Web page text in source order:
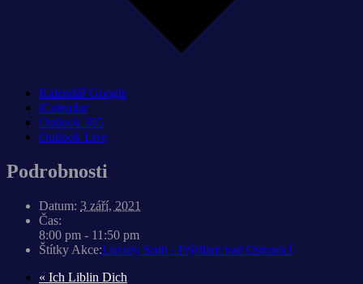
Kalendář Google
iCalendar
Outlook 365
Outlook Live
Podrobnosti
Datum: 3 září, 2021
Čas:
8:00 pm - 11:50 pm
Štítky Akce:Luxury Srub - Frýdlant nad Ostravicí
« Ich Liblin Dich